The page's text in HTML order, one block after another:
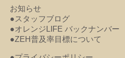
お知らせ
●スタッフブログ
●オレンジLIFE バックナンバー
●ZEH普及率目標について